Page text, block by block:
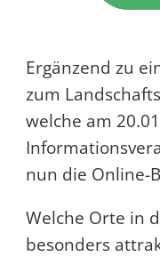
Ergänzend zu
zum
welche am
nun die Online-
Welche Orte in
besonders